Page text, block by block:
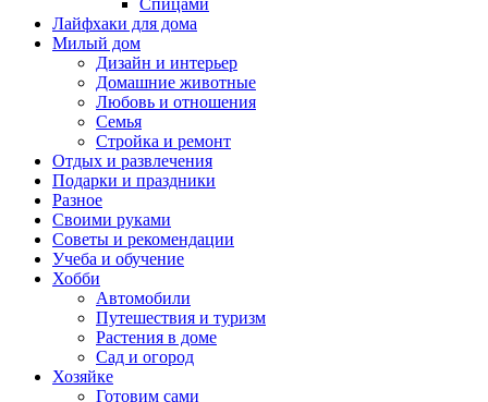
Спицами
Лайфхаки для дома
Милый дом
Дизайн и интерьер
Домашние животные
Любовь и отношения
Семья
Стройка и ремонт
Отдых и развлечения
Подарки и праздники
Разное
Своими руками
Советы и рекомендации
Учеба и обучение
Хобби
Автомобили
Путешествия и туризм
Растения в доме
Сад и огород
Хозяйке
Готовим сами